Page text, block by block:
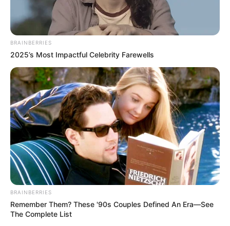
ดวงรายวัน 5 กันยายน 2565
5 ก.ย. 2022
ดวงรายวัน 4 กันยายน 2565
4 ก.ย. 2022
BRAINBERRIES
2025’s Most Impactful Celebrity Farewells
BRAINBERRIES
Remember Them? These '90s Couples Defined An Era—See
The Complete List